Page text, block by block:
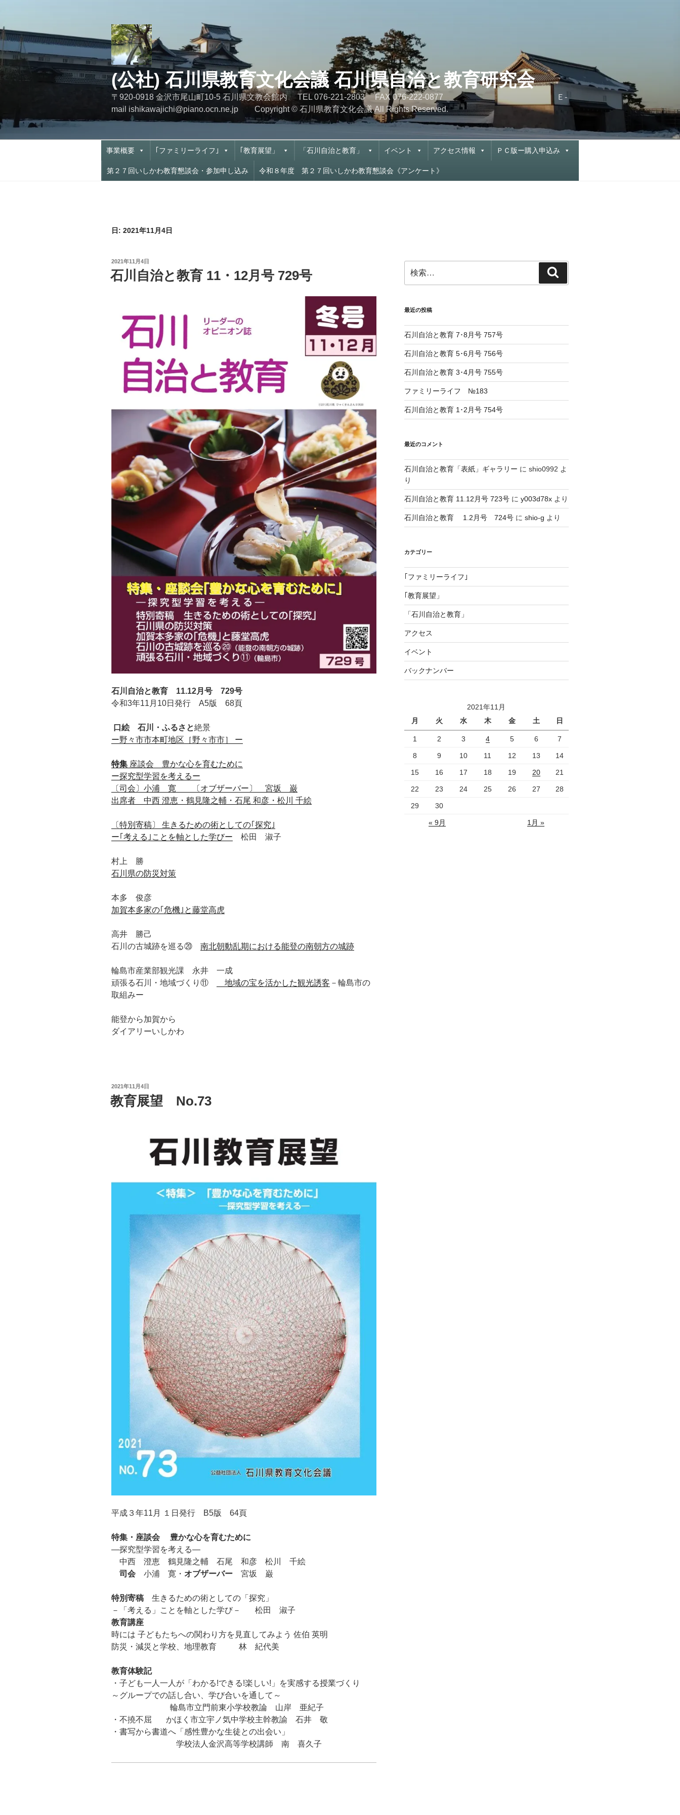
テ
ン
ツ
へ
ス
(公社) 石川県教育文化会議 石川県自治と教育研究会
〒920-0918 金沢市尾山町10-5 石川県文教会館内 TEL 076-221-2803 FAX 076-222-0877 Ｅ-
mail ishikawajichi@piano.ocn.ne.jp Copyright © 石川県教育文化会議 All Rights Reserved.
事業概要 ｢ファミリーライフ｣ ｢教育展望」 「石川自治と教育」 イベント アクセス情報 ＰＣ版ー購入申込み
第２７回いしかわ教育懇談会・参加申し込み 令和８年度 第２７回いしかわ教育懇談会《アンケート》
日: 2021年11月4日
投
稿
日:
2021年11月4日
石川自治と教育 11・12月号 729号
石川自治と教育 11.12月号 729号
令和3年11月10日発行 A5版 68頁
口絵 石川 ・ ふるさと絶景
ー野々市市本町地区 ［野々市市］ ー
特集 座談会 豊かな心を育むために
ー探究型学習を考えるー
〔司会〕小浦 寛 〔オブザーバー〕 宮坂 巌
出席者 中西 澄恵・鶴見隆之輔・石尾 和彦・松川 千絵
〔特別寄稿〕 生きるための術としての｢探究｣
ー｢考える｣ことを軸とした学びー 松田 淑子
村上 勝
石川県の防災対策
本多 俊彦
加賀本多家の｢危機｣と藤堂高虎
高井 勝己
石川の古城跡を巡る⑳ 南北朝動乱期における能登の南朝方の城跡
輪島市産業部観光課 永井 一成
頑張る石川・地域づくり ⑪ 地域の宝を活かした観光誘客 －輪島市の
取組みー
能登から加賀から
ダイアリーいしかわ
投
稿
日:
2021年11月4日
教育展望 No.73
平成３年11月 １日発行 B5版 64頁
特集・座談会 豊かな心を育むために
―探究型学習を考える―
中西 澄恵 鶴見隆之輔 石尾 和彦 松川 千絵
司会 小浦 寛・ オブザーバー 宮坂 巌
特別寄稿 生きるための術としての「探究」
－「考える」ことを軸とした学び－
松田 淑子
教育講座
時には 子どもたちへの関わり方を見直してみよう 佐伯 英明
防災・減災と学校、地理教育
林 紀代美
教育体験記
・子ども一人一人が「わかる!できる!楽しい!」を実感する授業づくり
～グループでの話し合い、学び合いを通して～
輪島市立門前東小学校教論 山岸 亜紀子
・不撓不屈 かほく市立宇ノ気中学校主幹教諭 石井 敬
・書写から書道へ「感性豊かな生徒との出会い」
学校法人金沢高等学校講師 南 喜久子
索:
索
最近の投稿
石川自治と教育 7･8月号 757号
石川自治と教育 5･6月号 756号
石川自治と教育 3･4月号 755号
ファミリーライフ №183
石川自治と教育 1･2月号 754号
最近のコメント
石川自治と教育「表紙」ギャラリー に shio0992 よ
り
石川自治と教育 11.12月号 723号に y003d78xより
石川自治と教育 1.2月号 724号に shio-g より
カテゴリー
｢ファミリーライフ｣
｢教育展望」
「石川自治と教育」
アクセス
イベント
バックナンバー
2021年11月
月
火 水 木 金 土 日
1 2 3 4 5 6 7
8 9 10 11 12 13 14
15 16 17 18 19 20 21
22 23 24 25 26 27 28
29 30
« 9月 1月 »